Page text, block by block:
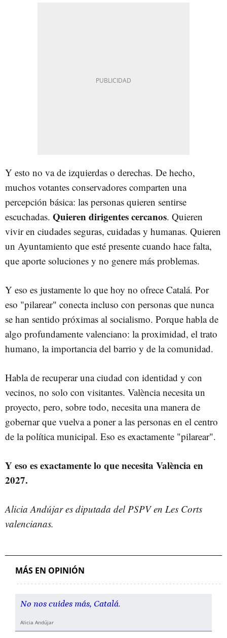
Y esto no va de izquierdas o derechas. De hecho,
muchos votantes conservadores comparten una
percepción básica: las personas quieren sentirse
escuchadas. Quieren dirigentes cercanos. Quieren
vivir en ciudades seguras, cuidadas y humanas. Quieren
un Ayuntamiento que esté presente cuando hace falta,
que aporte soluciones y no genere más problemas.
Y eso es justamente lo que hoy no ofrece Catalá. Por
eso "pilarear" conecta incluso con personas que nunca
se han sentido próximas al socialismo. Porque habla de
algo profundamente valenciano: la proximidad, el trato
humano, la importancia del barrio y de la comunidad.
Habla de recuperar una ciudad con identidad y con
vecinos, no solo con visitantes. València necesita un
proyecto, pero, sobre todo, necesita una manera de
gobernar que vuelva a poner a las personas en el centro
de la política municipal. Eso es exactamente "pilarear".
Y eso es exactamente lo que necesita València en
2027.
Alicia Andújar es diputada del PSPV en Les Corts
valencianas.
MÁS EN OPINIÓN
No nos cuides más, Catalá.
Alicia Andújar